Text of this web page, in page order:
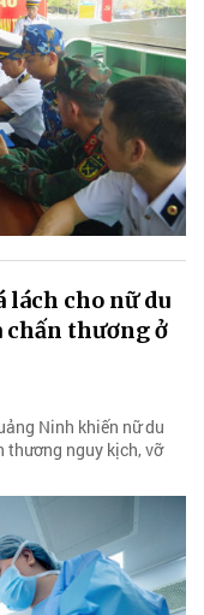
lách cho nữ du
chấn thương ở
Ninh khiến nữ du
thương nguy kịch, vỡ